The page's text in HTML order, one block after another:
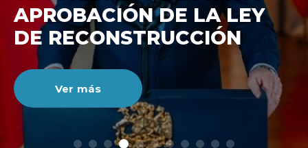
modo claro
DE RECONSTRUCCIÓ
NACIONAL
Ver más